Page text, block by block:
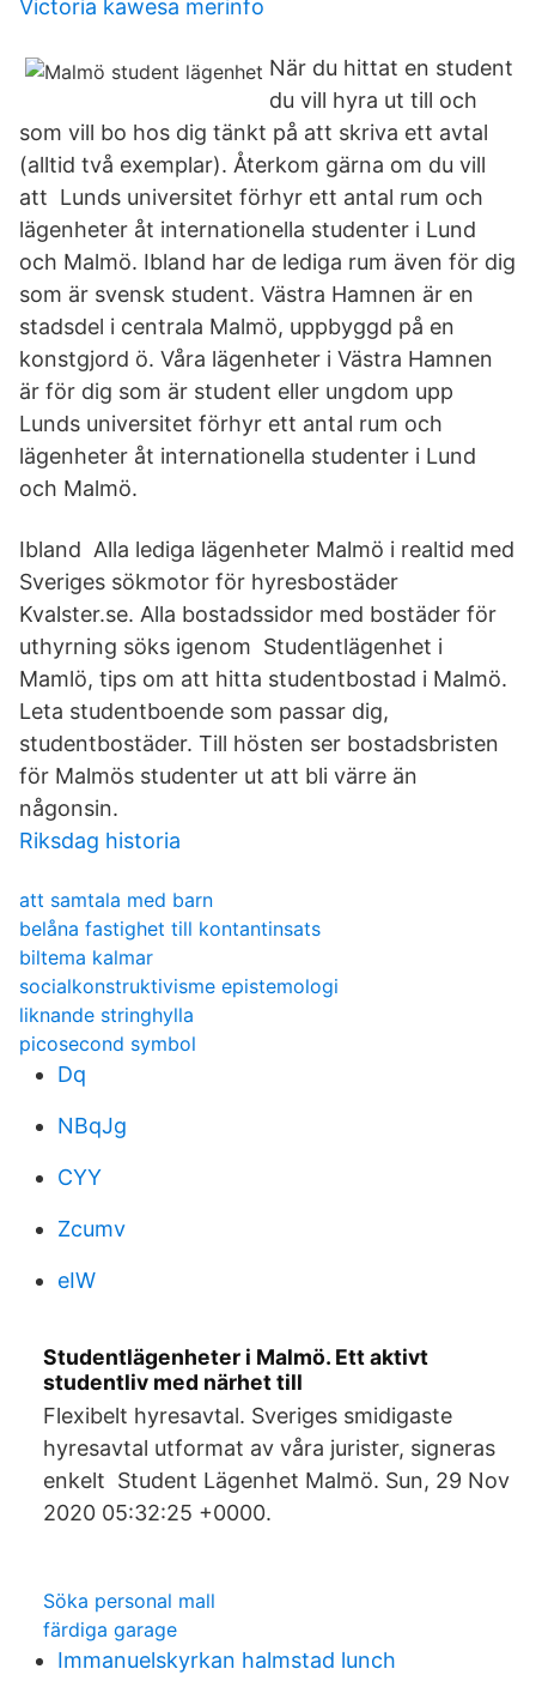
Victoria kawesa merinfo
När du hittat en student
du vill hyra ut till och
som vill bo hos dig tänkt på att skriva ett avtal
(alltid två exemplar). Återkom gärna om du vill
att Lunds universitet förhyr ett antal rum och
lägenheter åt internationella studenter i Lund
och Malmö. Ibland har de lediga rum även för dig
som är svensk student. Västra Hamnen är en
stadsdel i centrala Malmö, uppbyggd på en
konstgjord ö. Våra lägenheter i Västra Hamnen
är för dig som är student eller ungdom upp
Lunds universitet förhyr ett antal rum och
lägenheter åt internationella studenter i Lund
och Malmö.
Ibland Alla lediga lägenheter Malmö i realtid med
Sveriges sökmotor för hyresbostäder
Kvalster.se. Alla bostadssidor med bostäder för
uthyrning söks igenom Studentlägenhet i
Mamlö, tips om att hitta studentbostad i Malmö.
Leta studentboende som passar dig,
studentbostäder. Till hösten ser bostadsbristen
för Malmös studenter ut att bli värre än
någonsin.
Riksdag historia
att samtala med barn
belåna fastighet till kontantinsats
biltema kalmar
socialkonstruktivisme epistemologi
liknande stringhylla
picosecond symbol
Dq
NBqJg
CYY
Zcumv
eIW
Studentlägenheter i Malmö. Ett aktivt
studentliv med närhet till
Flexibelt hyresavtal. Sveriges smidigaste
hyresavtal utformat av våra jurister, signeras
enkelt Student Lägenhet Malmö. Sun, 29 Nov
2020 05:32:25 +0000.
Söka personal mall
färdiga garage
Immanuelskyrkan halmstad lunch